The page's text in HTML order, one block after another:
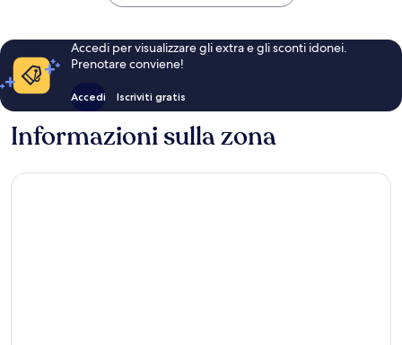
Accedi per visualizzare gli extra e gli sconti idonei.
Prenotare conviene!
Accedi Iscriviti gratis
Informazioni sulla zona